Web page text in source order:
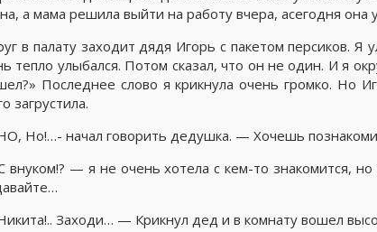
а мама решила выйти на работу вчера, асегодня
в палату заходит дядя Игорь с пакетом персиков. Я
тепло улыбался. Потом сказал, что он не один. И я
Последнее слово я крикнула очень громко. Но
загрустила.
Но!…- начал говорить дедушка. — Хочешь
внуком!? — я не очень хотела с кем-то знакомится,
Заходи… — Крикнул дед и в комнату вошел